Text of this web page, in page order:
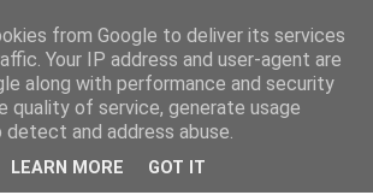
from Google to deliver its services
Your IP address and user-agent are
along with performance and security
quality of service, generate usage
and address abuse.
LEARN MORE GOT IT